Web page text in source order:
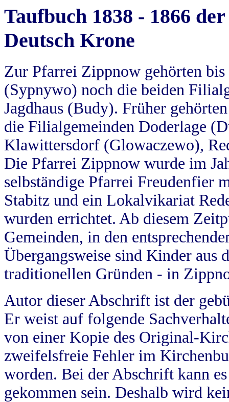
Taufbuch 1838 - 1866
Deutsch Krone
Zur Pfarrei Zippnow gehörten
(Sypnywo) noch die beiden
Jagdhaus (Budy). Früher
die Filialgemeinden Doderlage
Klawittersdorf (Glowaczewo),
Die Pfarrei Zippnow wurde im
selbständige Pfarrei Freudenfier
Stabitz und ein Lokalvikariat
wurden errichtet. Ab diesem
Gemeinden, in den
Übergangsweise sind Kinder aus
traditionellen Gründen - in
Autor dieser Abschrift ist der
Er weist auf folgende
von einer Kopie des Original-
zweifelsfreie Fehler im
worden. Bei der Abschrift kann
gekommen sein. Deshalb wird